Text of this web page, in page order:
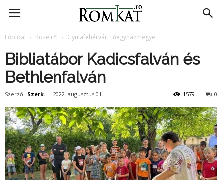
RomKat.ro
Főoldal Közelről Gyulafehérvári Főegyházmegye
Bibliatábor Kadicsfalván és
Bethlenfalván
Szerző: Szerk. - 2022. augusztus 01. 0
1579